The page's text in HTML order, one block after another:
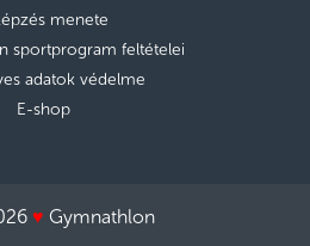
menete
sportprogram feltételei
adatok védelme
E-shop
♥ Gymnathlon